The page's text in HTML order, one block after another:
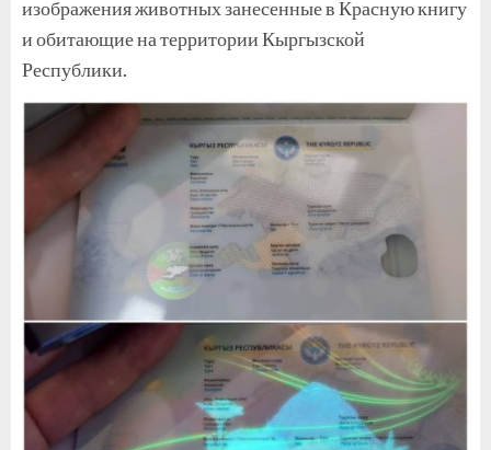
изображения животных занесенные в Красную книгу
и обитающие на территории Кыргызской
Республики.